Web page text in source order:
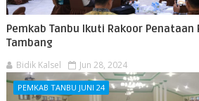
Pemkab Tanbu Ikuti Rakoor
Tambang
Bidik Kalsel Jun 28, 2024
PEMKAB TANBU JUNI 24